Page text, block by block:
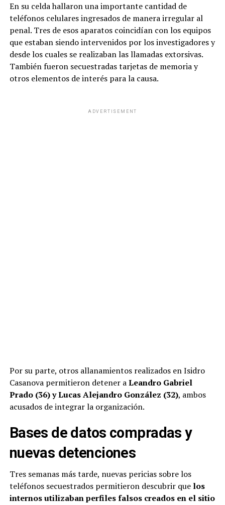
En su celda hallaron una importante cantidad de
teléfonos celulares ingresados de manera irregular al
penal. Tres de esos aparatos coincidían con los equipos
que estaban siendo intervenidos por los investigadores y
desde los cuales se realizaban las llamadas extorsivas.
También fueron secuestradas tarjetas de memoria y
otros elementos de interés para la causa.
ADVERTISEMENT
Por su parte, otros allanamientos realizados en Isidro
Casanova permitieron detener aLeandro Gabriel
Prado (36) y Lucas Alejandro González (32), ambos
acusados de integrar la organización.
Bases de datos compradas y
nuevas detenciones
Tres semanas más tarde, nuevas pericias sobre los
teléfonos secuestrados permitieron descubrir que los
internos utilizaban perfiles falsos creados en el sitio